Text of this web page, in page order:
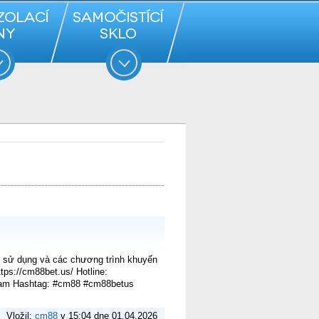
dụng và các chương trình khuyến
cm88bet.us/ Hotline:
Hashtag: #cm88 #cm88betus
Vložil: cm88 v 15:04 dne 01.04.2026